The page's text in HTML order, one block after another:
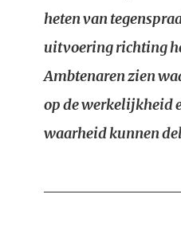
heten van
uitvoering richting
Ambtenaren zien
op de werkelijkheid
waarheid kunnen